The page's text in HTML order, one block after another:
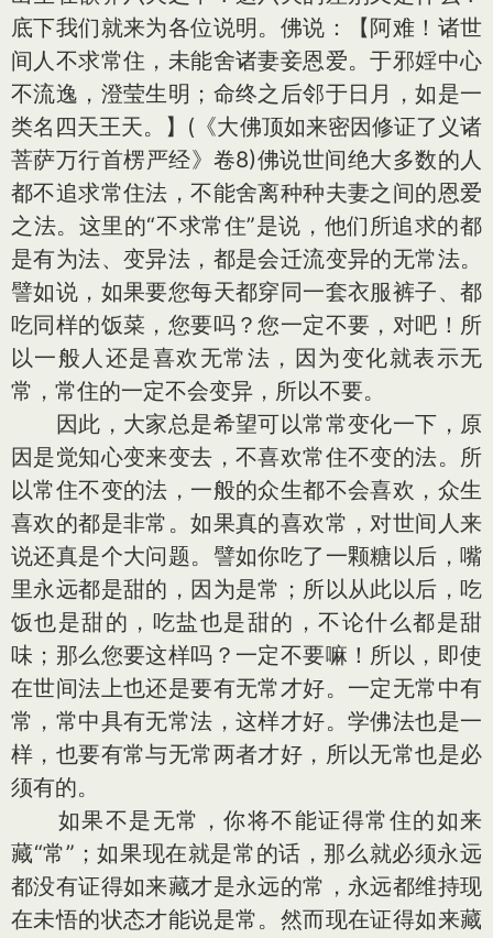
底下我们就来为各位说明。佛说：【阿难！诸世
间人不求常住，未能舍诸妻妾恩爱。于邪婬中心
不流逸，澄莹生明；命终之后邻于日月，如是一
类名四天王天。】(《大佛顶如来密因修证了义诸
菩萨万行首楞严经》卷8)佛说世间绝大多数的人
都不追求常住法，不能舍离种种夫妻之间的恩爱
之法。这里的“不求常住”是说，他们所追求的都
是有为法、变异法，都是会迁流变异的无常法。
譬如说，如果要您每天都穿同一套衣服裤子、都
吃同样的饭菜，您要吗？您一定不要，对吧！所
以一般人还是喜欢无常法，因为变化就表示无
常，常住的一定不会变异，所以不要。
因此，大家总是希望可以常常变化一下，原
因是觉知心变来变去，不喜欢常住不变的法。所
以常住不变的法，一般的众生都不会喜欢，众生
喜欢的都是非常。如果真的喜欢常，对世间人来
说还真是个大问题。譬如你吃了一颗糖以后，嘴
里永远都是甜的，因为是常；所以从此以后，吃
饭也是甜的，吃盐也是甜的，不论什么都是甜
味；那么您要这样吗？一定不要嘛！所以，即使
在世间法上也还是要有无常才好。一定无常中有
常，常中具有无常法，这样才好。学佛法也是一
样，也要有常与无常两者才好，所以无常也是必
须有的。
如果不是无常，你将不能证得常住的如来
藏“常”；如果现在就是常的话，那么就必须永远
都没有证得如来藏才是永远的常，永远都维持现
在未悟的状态才能说是常。然而现在证得如来藏